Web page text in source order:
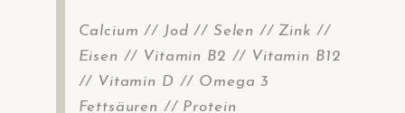
Calcium // Jod // Selen // Zink //
Eisen // Vitamin B2 // Vitamin B12
// Vitamin D // Omega 3
Fettsäuren // Protein